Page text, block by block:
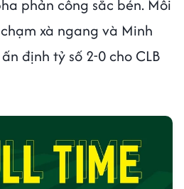
phản công sắc bén. Môi
xà ngang và Minh
định tỷ số 2-0 cho CLB